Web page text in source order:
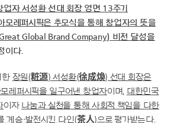
업자 서성환 선대 회장 영면 13주기
모레퍼시픽은 추모식을 통해 창업자의 뜻을
Global Brand Company) 비전 달성을
이다.
한 장원(粧源) 서성환(徐成煥) 선대 회장은
레퍼시픽을 일구어낸 창업자이며, 대한민국
이자 나눔과 실천을 통해 사회적 책임을 다한
계승∙발전시킨 다인(茶人)으로 평가받는다.